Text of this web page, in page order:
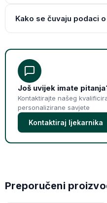
Kako se čuvaju podaci
Još uvijek imate
Kontaktirajte našeg
personalizirane savjete
Kontaktiraj ljekarnika
Preporučeni